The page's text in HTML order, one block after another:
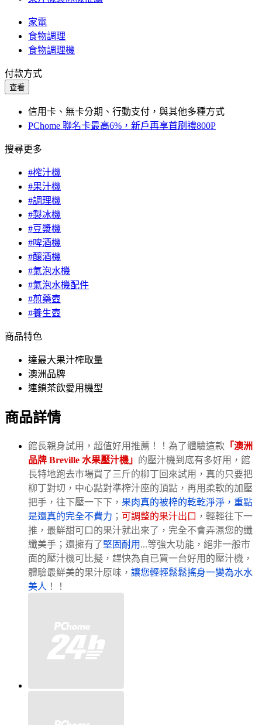
家電
食物調理
食物調理機
付款方式
查看
信用卡、無卡分期、行動支付，與其他多種方式
PChome 聯名卡最高6%，新戶再享首刷禮800P
搜尋更多
#榨汁機
#果汁機
#調理機
#製冰機
#豆漿機
#啤酒機
#釀酒機
#氣泡水機
#氣泡水機配件
#煎藥壺
#養生壺
商品特色
達最大果汁榨取量
澳洲品牌
連鎖茶飲愛用機型
商品詳情
館長親身試用，超值好用推薦！！為了體驗這款 「澳洲
品牌 Breville 水果壓汁機」 的壓汁機到底有多好用，館
長特地跑去市場買了三斤的柳丁回來試用，真的只要把
柳丁對切，中心點對準榨汁座的頂點，再用柔軟的加壓
把手，往下壓一下下， 果肉真的被榨的乾乾淨淨，重點
是還真的完全不費力 ； 可調整的果汁出口 ，輕輕往下一
推，最鮮甜可口的果汁就出來了，完全不會弄濕您的纖
纖美手；還擁有了堅固耐用 ...等強大功能，絕非一般市
面的壓汁機可比擬，趕快為自已買一台好用的壓汁機，
體驗最鮮美的果汁原味， 讓您輕輕鬆鬆搖身一變為水水
美人 ！！